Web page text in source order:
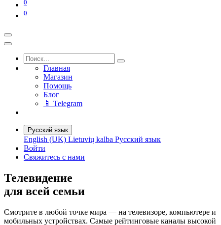
0
0
Главная
Магазин
Помощь
Блог
📱 Telegram
Русский язык
English (UK) Lietuvių kalba Русский язык
Войти
Свяжитесь с нами
Телевидение
для всей семьи
Смотрите в любой точке мира — на телевизоре, компьютере и
мобильных устройствах. Самые рейтинговые каналы высокой